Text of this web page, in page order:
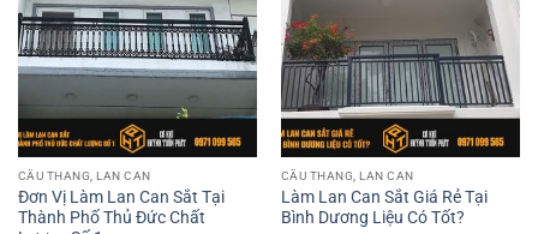
CẦU THANG, LAN CAN
Đơn Vị Làm Lan Can Sắt Tại
Thành Phố Thủ Đức Chất
CẦU THANG, LAN CAN
Làm Lan Can Sắt Giá Rẻ Tại
Bình Dương Liệu Có Tốt?